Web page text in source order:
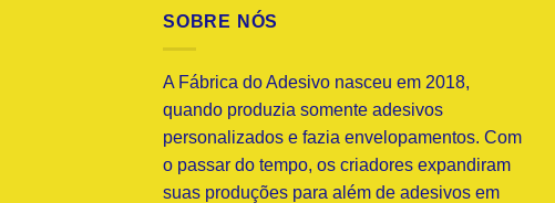
SOBRE NÓS
A Fábrica do Adesivo nasceu em 2018,
quando produzia somente adesivos
personalizados e fazia envelopamentos. Com
o passar do tempo, os criadores expandiram
suas produções para além de adesivos em